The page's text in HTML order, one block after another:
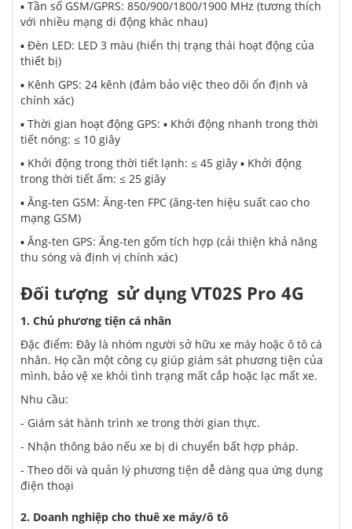
▪️ Tần số GSM/GPRS: 850/900/1800/1900 MHz (tương thích
với nhiều mạng di động khác nhau)
▪️ Đèn LED: LED 3 màu (hiển thị trạng thái hoạt động của
thiết bị)
▪️ Kênh GPS: 24 kênh (đảm bảo việc theo dõi ổn định và
chính xác)
▪️ Thời gian hoạt động GPS: ▪️ Khởi động nhanh trong thời
tiết nóng: ≤ 10 giây
▪️ Khởi động trong thời tiết lạnh: ≤ 45 giây ▪️ Khởi động
trong thời tiết ấm: ≤ 25 giây
▪️ Ăng-ten GSM: Ăng-ten FPC (ăng-ten hiệu suất cao cho
mạng GSM)
▪️ Ăng-ten GPS: Ăng-ten gốm tích hợp (cải thiện khả năng
thu sóng và định vị chính xác)
Đối tượng sử dụng VT02S Pro 4G
1. Chủ phương tiện cá nhân
Đặc điểm: Đây là nhóm người sở hữu xe máy hoặc ô tô cá
nhân. Họ cần một công cụ giúp giám sát phương tiện của
mình, bảo vệ xe khỏi tình trạng mất cắp hoặc lạc mất xe.
Nhu cầu:
- Giám sát hành trình xe trong thời gian thực.
- Nhận thông báo nếu xe bị di chuyển bất hợp pháp.
- Theo dõi và quản lý phương tiện dễ dàng qua ứng dụng
điện thoại
2. Doanh nghiệp cho thuê xe máy/ô tô